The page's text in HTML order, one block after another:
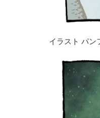
イラスト パン